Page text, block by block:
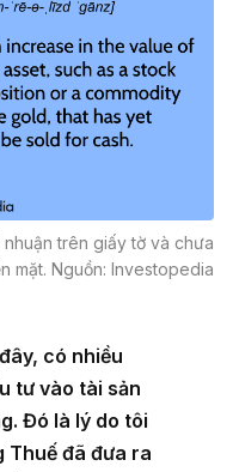
trên giấy tờ và chưa
mặt. Nguồn: Investopedia
có nhiều
tư vào tài sản
Đó là lý do tôi
Thuế đã đưa ra